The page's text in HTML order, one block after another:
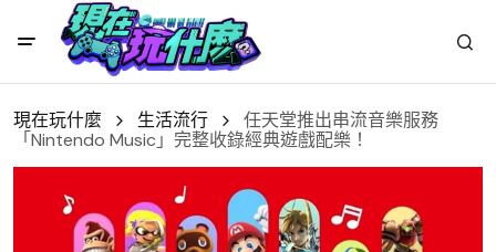
現在玩什麼 生活流行
任天堂推出串流音樂服務
「Nintendo Music」完整收錄經典遊戲配樂！